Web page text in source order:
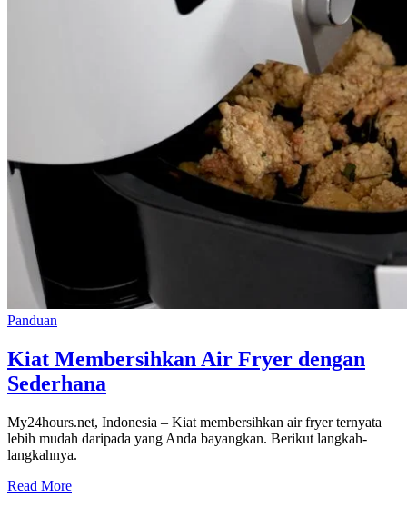
Panduan
Kiat Membersihkan Air Fryer dengan
Sederhana
My24hours.net, Indonesia – Kiat membersihkan air fryer ternyata
lebih mudah daripada yang Anda bayangkan. Berikut langkah-
langkahnya.
Read More